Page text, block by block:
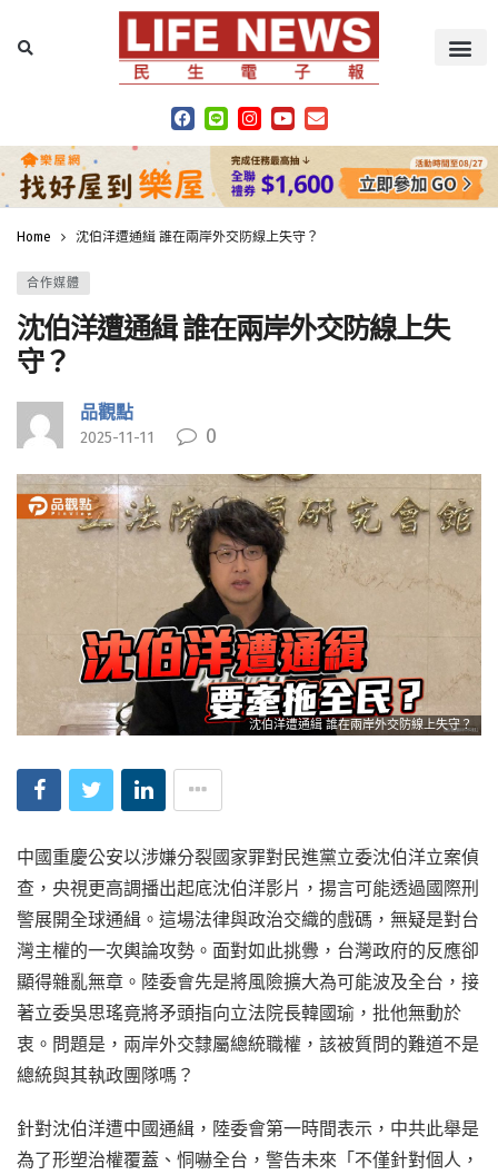
Home 沈伯洋遭通緝 誰在兩岸外交防線上失守？
合作媒體
沈伯洋遭通緝 誰在兩岸外交防線上失
守？
品觀點
2025-11-11 0
沈伯洋遭通緝 誰在兩岸外交防線上失守？
中國重慶公安以涉嫌分裂國家罪對民進黨立委沈伯洋立案偵
查，央視更高調播出起底沈伯洋影片，揚言可能透過國際刑
警展開全球通緝。這場法律與政治交織的戲碼，無疑是對台
灣主權的一次輿論攻勢。面對如此挑釁，台灣政府的反應卻
顯得雜亂無章。陸委會先是將風險擴大為可能波及全台，接
著立委吳思瑤竟將矛頭指向立法院長韓國瑜，批他無動於
衷。問題是，兩岸外交隸屬總統職權，該被質問的難道不是
總統與其執政團隊嗎？
針對沈伯洋遭中國通緝，陸委會第一時間表示，中共此舉是
為了形塑治權覆蓋、恫嚇全台，警告未來「不僅針對個人，